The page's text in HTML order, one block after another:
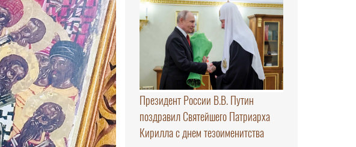
Президент России В.В. Путин
поздравил Святейшего Патриарха
Кирилла с днем тезоименитства